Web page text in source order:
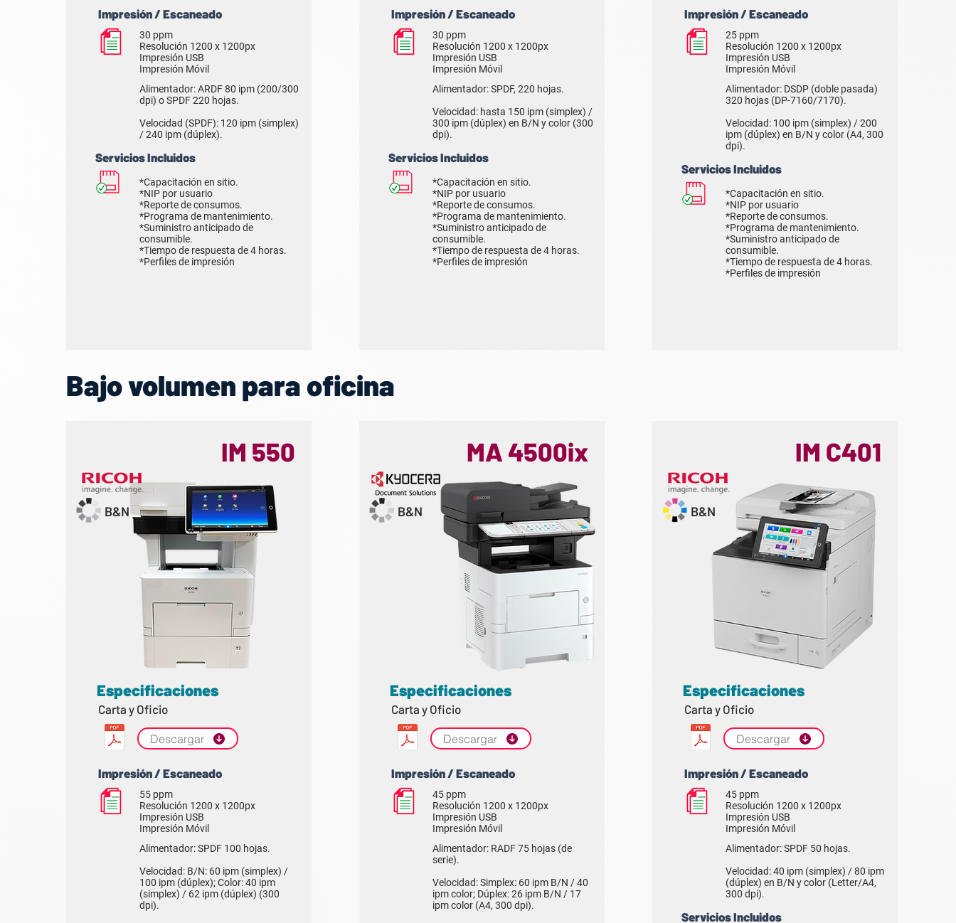
Impresión / Escaneado
30 ppm
Resolución 1200 x 1200px
Impresión USB
Impresión Móvil
Alimentador: ARDF 80 ipm (200/300
dpi) o SPDF 220 hojas.
Velocidad (SPDF): 120 ipm (simplex)
/ 240 ipm (dúplex).
Servicios Incluidos
*Capacitación en sitio.
*NIP por usuario
*Reporte de consumos.
*Programa de mantenimiento.
*Suministro anticipado de
consumible.
*Tiempo de respuesta de 4 horas.
*Perfiles de impresión
IM 550
B&N
Especificaciones
Carta y Oficio
Descargar
Impresión / Escaneado
55 ppm
Resolución 1200 x 1200px
Impresión USB
Impresión Móvil
Alimentador: SPDF 100 hojas.
Velocidad: B/N: 60 ipm (simplex) /
100 ipm (dúplex); Color: 40 ipm
(simplex) / 62 ipm (dúplex) (300
dpi).
Impresión / Escaneado
30 ppm
Resolución 1200 x 1200px
Impresión USB
Impresión Móvil
Alimentador: SPDF, 220 hojas.
Velocidad: hasta 150 ipm (simplex) /
300 ipm (dúplex) en B/N y color (300
dpi).
Servicios Incluidos
*Capacitación en sitio.
*NIP por usuario
*Reporte de consumos.
*Programa de mantenimiento.
*Suministro anticipado de
consumible.
*Tiempo de respuesta de 4 horas.
*Perfiles de impresión
MA 4500ix
B&N
Especificaciones
Carta y Oficio
Descargar
Impresión / Escaneado
45 ppm
Resolución 1200 x 1200px
Impresión USB
Impresión Móvil
Alimentador: RADF 75 hojas (de
serie).
Velocidad: Simplex: 60 ipm B/N / 40
ipm color; Dúplex: 26 ipm B/N / 17
ipm color (A4, 300 dpi).
Impresión / Escaneado
25 ppm
Resolución 1200 x 1200px
Impresión USB
Impresión Móvil
Alimentador: DSDP (doble pasada)
320 hojas (DP-7160/7170).
Velocidad: 100 ipm (simplex) / 200
ipm (dúplex) en B/N y color (A4, 300
dpi).
Servicios Incluidos
*Capacitación en sitio.
*NIP por usuario
*Reporte de consumos.
*Programa de mantenimiento.
*Suministro anticipado de
consumible.
*Tiempo de respuesta de 4 horas.
*Perfiles de impresión
IM C401
B&N
Especificaciones
Carta y Oficio
Descargar
Impresión / Escaneado
45 ppm
Resolución 1200 x 1200px
Impresión USB
Impresión Móvil
Alimentador: SPDF 50 hojas.
Velocidad: 40 ipm (simplex) / 80 ipm
(dúplex) en B/N y color (Letter/A4,
300 dpi).
Servicios Incluidos
Bajo volumen para oficina